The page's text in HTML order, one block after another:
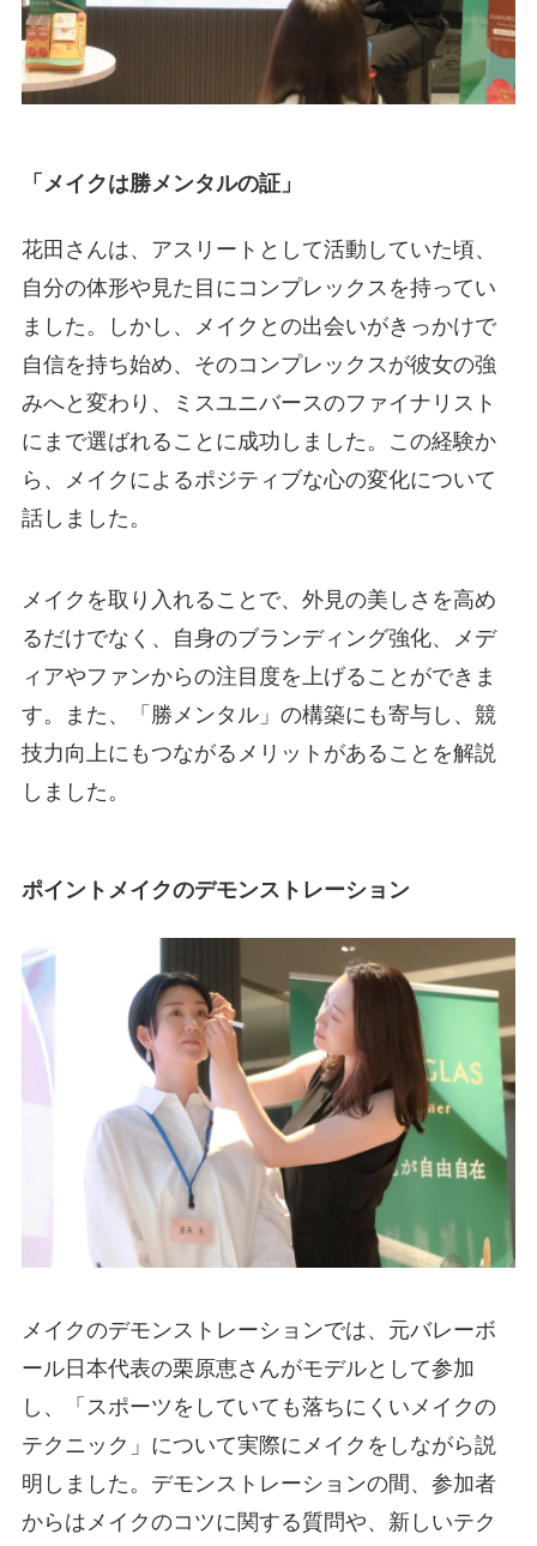
「メイクは勝メンタルの証」
花田さんは、アスリートとして活動していた頃、
自分の体形や見た目にコンプレックスを持ってい
ました。しかし、メイクとの出会いがきっかけで
自信を持ち始め、そのコンプレックスが彼女の強
みへと変わり、ミスユニバースのファイナリスト
にまで選ばれることに成功しました。この経験か
ら、メイクによるポジティブな心の変化について
話しました。
メイクを取り入れることで、外見の美しさを高め
るだけでなく、自身のブランディング強化、メデ
ィアやファンからの注目度を上げることができま
す。また、「勝メンタル」の構築にも寄与し、競
技力向上にもつながるメリットがあることを解説
しました。
ポイントメイクのデモンストレーション
メイクのデモンストレーションでは、元バレーボ
ール日本代表の栗原恵さんがモデルとして参加
し、「スポーツをしていても落ちにくいメイクの
テクニック」について実際にメイクをしながら説
明しました。デモンストレーションの間、参加者
からはメイクのコツに関する質問や、新しいテク